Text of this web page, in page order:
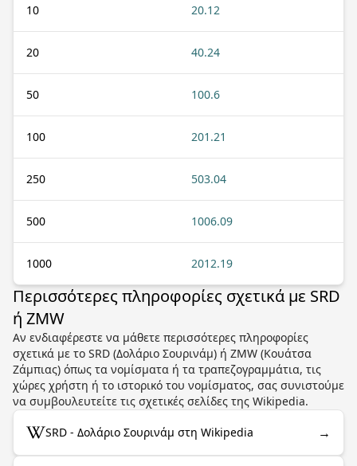
10 20.12
20 40.24
50 100.6
100 201.21
250 503.04
500 1006.09
1000 2012.19
Περισσότερες πληροφορίες σχετικά με SRD
ή ZMW
Αν ενδιαφέρεστε να μάθετε περισσότερες πληροφορίες
σχετικά με το SRD (Δολάριο Σουρινάμ) ή ZMW (Κουάτσα
Ζάμπιας) όπως τα νομίσματα ή τα τραπεζογραμμάτια, τις
χώρες χρήστη ή το ιστορικό του νομίσματος, σας συνιστούμε
να συμβουλευτείτε τις σχετικές σελίδες της Wikipedia.
SRD - Δολάριο Σουρινάμ στη Wikipedia →